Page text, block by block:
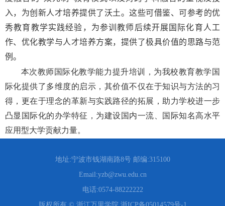
入，为创新人才培养提供了沃土。这些可借鉴、可参考的优
秀教育教学实践经验，为参训教师后续开展国际化育人工
作、优化教学与人才培养方案，提供了极具价值的思路与范
例。
本次教师国际化教学能力提升培训，为我校教育教学国
际化提供了多维度的启示，其价值不仅在于知识与方法的习
得，更在于理念的革新与实践路径的拓展，助力学校进一步
凸显国际化的办学特征，为建设国内一流、国际知名高水平
应用型大学贡献力量。
地址:宁波市钱湖南路8号 邮编:315100
Email:yzb@zwu.edu.cn
电话:0574-88222222